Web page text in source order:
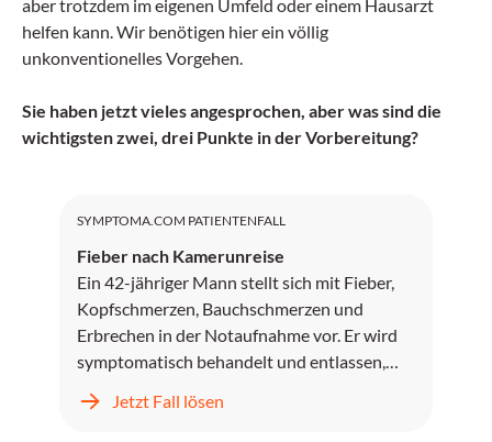
aber trotzdem im eigenen Umfeld oder einem Hausarzt
helfen kann. Wir benötigen hier ein völlig
unkonventionelles Vorgehen.
Sie haben jetzt vieles angesprochen, aber was sind die
wichtigsten zwei, drei Punkte in der Vorbereitung?
SYMPTOMA.COM PATIENTENFALL
Fieber nach Kamerunreise
Ein 42-jähriger Mann stellt sich mit Fieber,
Kopfschmerzen, Bauchschmerzen und
Erbrechen in der Notaufnahme vor. Er wird
symptomatisch behandelt und entlassen,
kehrt jedoch zwei Tage später mit
unstillbarem Erbrechen, Kopfschmerzen und
Jetzt Fall lösen